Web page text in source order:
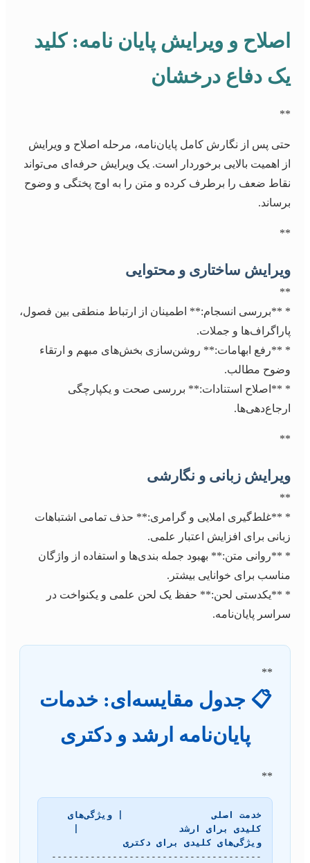
اصلاح و ویرایش پایان نامه: کلید
یک دفاع درخشان
**
حتی پس از نگارش کامل پایان‌نامه، مرحله اصلاح و ویرایش
از اهمیت بالایی برخوردار است. یک ویرایش حرفه‌ای می‌تواند
نقاط ضعف را برطرف کرده و متن را به اوج پختگی و وضوح
برساند.
**
ویرایش ساختاری و محتوایی
**
* **بررسی انسجام:** اطمینان از ارتباط منطقی بین فصول،
پاراگراف‌ها و جملات.
* **رفع ابهامات:** روشن‌سازی بخش‌های مبهم و ارتقاء
وضوح مطالب.
* **اصلاح استنادات:** بررسی صحت و یکپارچگی
ارجاع‌دهی‌ها.
**
ویرایش زبانی و نگارشی
**
* **غلط‌گیری املایی و گرامری:** حذف تمامی اشتباهات
زبانی برای افزایش اعتبار علمی.
* **روانی متن:** بهبود جمله بندی‌ها و استفاده از واژگان
مناسب برای خوانایی بیشتر.
* **یکدستی لحن:** حفظ یک لحن علمی و یکنواخت در
سراسر پایان‌نامه.
**
📋 جدول مقایسه‌ای: خدمات
پایان‌نامه ارشد و دکتری
**
ویژگی‌های کلیدی برای دکتری
--------------------------------------